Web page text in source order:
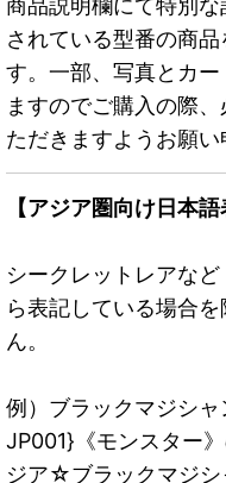
商品説明欄にて特別
されている型番の商
す。一部、写真とカ
ますのでご購入の際
ただきますようお願い
【アジア圏向け日本
シークレットレアな
ら表記している場合
ん。
例）ブラックマジシ
JP001}《モンスター
ジア☆ブラックマジシ